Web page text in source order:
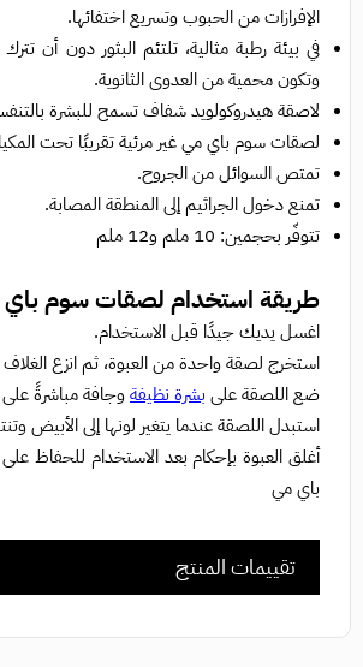
الإفرازات من الحبوب وتسريع اختفائها.
في بيئة رطبة مثالية، تلتئم البثور دون أن تترك
وتكون محمية من العدوى الثانوية.
لاصقة هيدروكولويد شفاف تسمح للبشرة
لصقات سوم باي ميغير مرئية تقريبًا تحت
تمتص السوائل من الجروح.
تمنع دخول الجراثيم إلى المنطقة المصابة.
تتوفّر بحجمين: 10 ملم و12 ملم
طريقة استخدام لصقات سوم
اغسل يديك جيدًا قبل الاستخدام.
استخرج لصقة واحدة من العبوة، ثم انزع الغلاف
ضع اللصقة على بشرة نظيفةوجافة مباشرةً على
استبدل اللصقة عندما يتغير لونها إلى الأبيض
أغلق العبوة بإحكام بعد الاستخدام للحفاظ
باي مي
تقييمات المنتج